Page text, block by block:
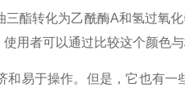
转化为乙酰酶A和氢过氧化
用者可以通过比较这个颜色
和易于操作。但是，它也有